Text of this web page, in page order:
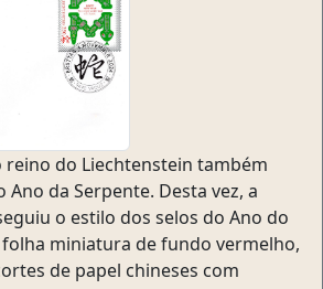
reino do Liechtenstein também
da Serpente. Desta vez, a
o estilo dos selos do Ano do
miniatura de fundo vermelho,
de papel chineses com